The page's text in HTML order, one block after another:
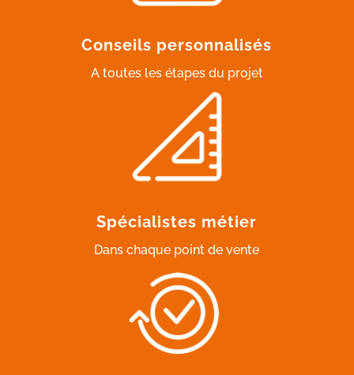
Conseils personnalisés
A toutes les étapes du projet
Spécialistes métier
Dans chaque point de vente